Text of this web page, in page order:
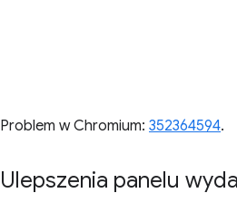
Problem w Chromium: 352364594.
Ulepszenia panelu